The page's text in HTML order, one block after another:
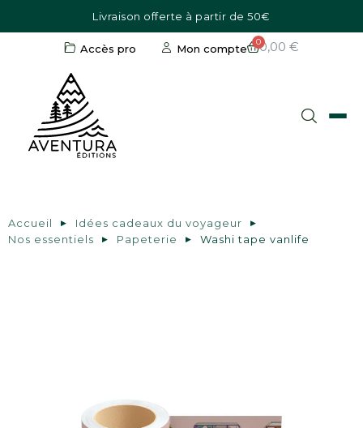
Livraison offerte à partir de 50€
Accès pro Mon compte 0,00 €
Accueil
Idées cadeaux du voyageur
Nos essentiels
Papeterie Washi tape vanlife